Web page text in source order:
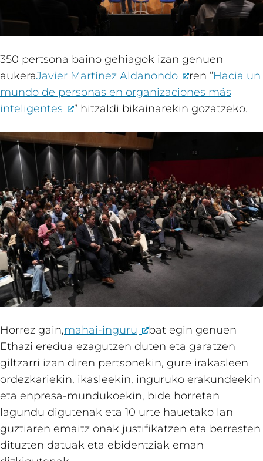
350 pertsona baino gehiagok izan genuen
aukeraJavier Martínez Aldanondo ren “Hacia un
mundo de personas en organizaciones más
inteligentes
” hitzaldi bikainarekin gozatzeko.
Horrez gain,mahai-inguru
bat egin genuen
Ethazi eredua ezagutzen duten eta garatzen
giltzarri izan diren pertsonekin, gure irakasleen
ordezkariekin, ikasleekin, inguruko erakundeekin
eta enpresa-mundukoekin, bide horretan
lagundu digutenak eta 10 urte hauetako lan
guztiaren emaitz onak justifikatzen eta berresten
dituzten datuak eta ebidentziak eman